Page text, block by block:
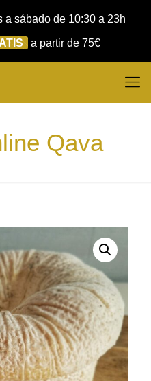
a sábado de 10:30 a 23h
a partir de 75€
Qava